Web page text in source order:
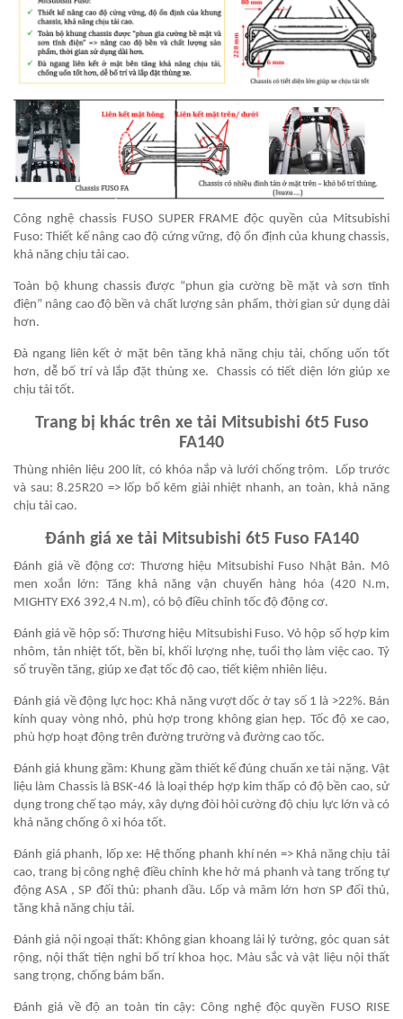
Công nghệ chassis FUSO SUPER FRAME độc quyền của Mitsubishi
Fuso: Thiết kế nâng cao độ cứng vững, độ ổn định của khung chassis,
khả năng chịu tải cao.
Toàn bộ khung chassis được “phun gia cường bề mặt và sơn tĩnh
điện” nâng cao độ bền và chất lượng sản phẩm, thời gian sử dụng dài
hơn.
Đà ngang liên kết ở mặt bên tăng khả năng chịu tải, chống uốn tốt
hơn, dễ bố trí và lắp đặt thùng xe. Chassis có tiết diện lớn giúp xe
chịu tải tốt.
Trang bị khác trên xe tải Mitsubishi 6t5 Fuso
FA140
Thùng nhiên liệu 200 lít, có khóa nắp và lưới chống trộm. Lốp trước
và sau: 8.25R20 => lốp bố kẽm giải nhiệt nhanh, an toàn, khả năng
chịu tải cao.
Đánh giá xe tải Mitsubishi 6t5 Fuso FA140
Đánh giá về động cơ: Thương hiệu Mitsubishi Fuso Nhật Bản. Mô
men xoắn lớn: Tăng khả năng vận chuyển hàng hóa (420 N.m,
MIGHTY EX6 392,4 N.m), có bộ điều chỉnh tốc độ động cơ.
Đánh giá về hộp số: Thương hiệu Mitsubishi Fuso. Vỏ hộp số hợp kim
nhôm, tản nhiệt tốt, bền bỉ, khối lượng nhẹ, tuổi thọ làm việc cao. Tỷ
số truyền tăng, giúp xe đạt tốc độ cao, tiết kiệm nhiên liệu.
Đánh giá về động lực học: Khả năng vượt dốc ở tay số 1 là >22%. Bán
kính quay vòng nhỏ, phù hợp trong không gian hẹp. Tốc độ xe cao,
phù hợp hoạt động trên đường trường và đường cao tốc.
Đánh giá khung gầm: Khung gầm thiết kế đúng chuẩn xe tải nặng. Vật
liệu làm Chassis là BSK-46 là loại thép hợp kim thấp có độ bền cao, sử
dụng trong chế tạo máy, xây dựng đòi hỏi cường độ chịu lực lớn và có
khả năng chống ô xi hóa tốt.
Đánh giá phanh, lốp xe: Hệ thống phanh khí nén => Khả năng chịu tải
cao, trang bị công nghệ điều chỉnh khe hở má phanh và tang trống tự
động ASA , SP đối thủ: phanh dầu. Lốp và mâm lớn hơn SP đối thủ,
tăng khả năng chịu tải.
Đánh giá nội ngoại thất: Không gian khoang lái lý tưởng, góc quan sát
rộng, nội thất tiện nghi bố trí khoa học. Màu sắc và vật liệu nội thất
sang trọng, chống bám bẩn.
Đánh giá về độ an toàn tin cậy: Công nghệ độc quyền FUSO RISE